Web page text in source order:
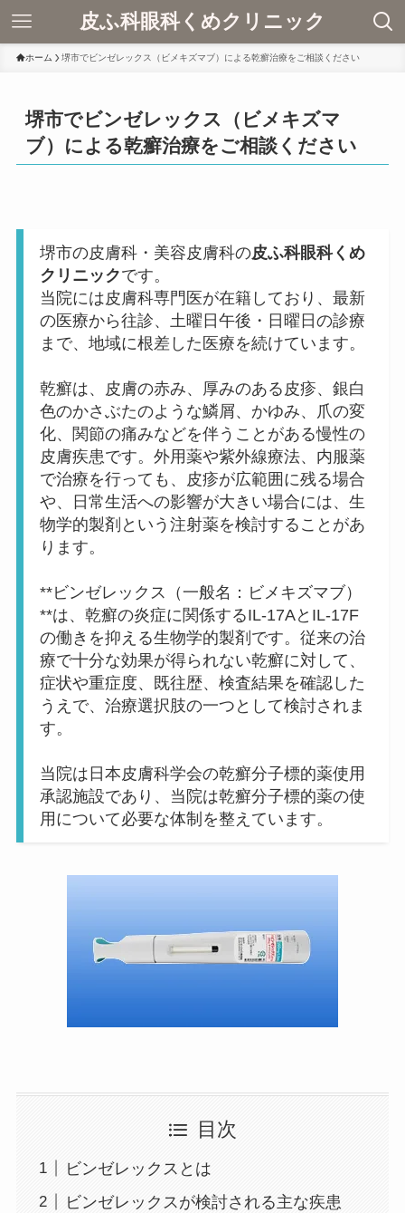
皮ふ科眼科くめクリニック
ホーム 堺市でビンゼレックス（ビメキズマブ）による乾癬治療をご相談ください
堺市でビンゼレックス（ビメキズマ
ブ）による乾癬治療をご相談ください
堺市の皮膚科・美容皮膚科の皮ふ科眼科くめ
クリニックです。
当院には皮膚科専門医が在籍しており、最新
の医療から往診、土曜日午後・日曜日の診療
まで、地域に根差した医療を続けています。
乾癬は、皮膚の赤み、厚みのある皮疹、銀白
色のかさぶたのような鱗屑、かゆみ、爪の変
化、関節の痛みなどを伴うことがある慢性の
皮膚疾患です。外用薬や紫外線療法、内服薬
で治療を行っても、皮疹が広範囲に残る場合
や、日常生活への影響が大きい場合には、生
物学的製剤という注射薬を検討することがあ
ります。
**ビンゼレックス（一般名：ビメキズマブ）
**は、乾癬の炎症に関係するIL-17AとIL-17F
の働きを抑える生物学的製剤です。従来の治
療で十分な効果が得られない乾癬に対して、
症状や重症度、既往歴、検査結果を確認した
うえで、治療選択肢の一つとして検討されま
す。
当院は日本皮膚科学会の乾癬分子標的薬使用
承認施設であり、当院は乾癬分子標的薬の使
用について必要な体制を整えています。
目次
ビンゼレックスとは
ビンゼレックスが検討される主な疾患